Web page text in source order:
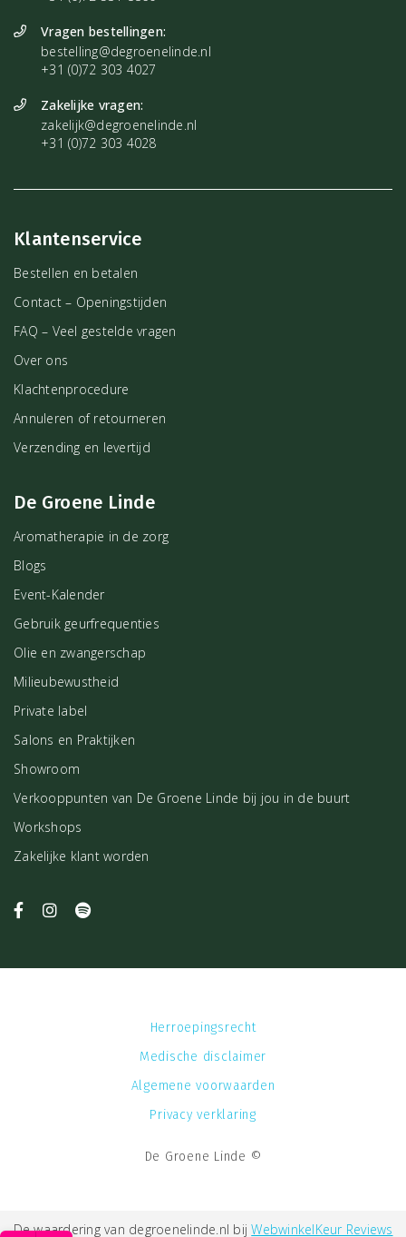
Vragen bestellingen:
bestelling@degroenelinde.nl
+31 (0)72 303 4027
Zakelijke vragen:
zakelijk@degroenelinde.nl
+31 (0)72 303 4028
Klantenservice
Bestellen en betalen
Contact – Openingstijden
FAQ – Veel gestelde vragen
Over ons
Klachtenprocedure
Annuleren of retourneren
Verzending en levertijd
De Groene Linde
Aromatherapie in de zorg
Blogs
Event-Kalender
Gebruik geurfrequenties
Olie en zwangerschap
Milieubewustheid
Private label
Salons en Praktijken
Showroom
Verkooppunten van De Groene Linde bij jou in de buurt
Workshops
Zakelijke klant worden
De Groene Linde ©
Herroepingsrecht
Medische disclaimer
Algemene voorwaarden
Privacy verklaring
De waardering van degroenelinde.nl bijWebwinkelKeur Reviews